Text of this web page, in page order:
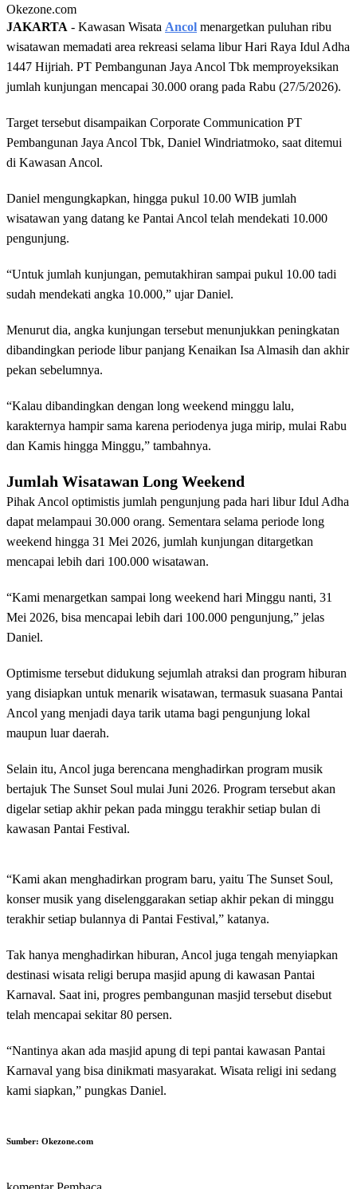
Okezone.com
JAKARTA - Kawasan Wisata Ancol menargetkan puluhan ribu
wisatawan memadati area rekreasi selama libur Hari Raya Idul Adha
1447 Hijriah. PT Pembangunan Jaya Ancol Tbk memproyeksikan
jumlah kunjungan mencapai 30.000 orang pada Rabu (27/5/2026).
Target tersebut disampaikan Corporate Communication PT
Pembangunan Jaya Ancol Tbk, Daniel Windriatmoko, saat ditemui
di Kawasan Ancol.
Daniel mengungkapkan, hingga pukul 10.00 WIB jumlah
wisatawan yang datang ke Pantai Ancol telah mendekati 10.000
pengunjung.
“Untuk jumlah kunjungan, pemutakhiran sampai pukul 10.00 tadi
sudah mendekati angka 10.000,” ujar Daniel.
Menurut dia, angka kunjungan tersebut menunjukkan peningkatan
dibandingkan periode libur panjang Kenaikan Isa Almasih dan akhir
pekan sebelumnya.
“Kalau dibandingkan dengan long weekend minggu lalu,
karakternya hampir sama karena periodenya juga mirip, mulai Rabu
dan Kamis hingga Minggu,” tambahnya.
Jumlah Wisatawan Long Weekend
Pihak Ancol optimistis jumlah pengunjung pada hari libur Idul Adha
dapat melampaui 30.000 orang. Sementara selama periode long
weekend hingga 31 Mei 2026, jumlah kunjungan ditargetkan
mencapai lebih dari 100.000 wisatawan.
“Kami menargetkan sampai long weekend hari Minggu nanti, 31
Mei 2026, bisa mencapai lebih dari 100.000 pengunjung,” jelas
Daniel.
Optimisme tersebut didukung sejumlah atraksi dan program hiburan
yang disiapkan untuk menarik wisatawan, termasuk suasana Pantai
Ancol yang menjadi daya tarik utama bagi pengunjung lokal
maupun luar daerah.
Selain itu, Ancol juga berencana menghadirkan program musik
bertajuk The Sunset Soul mulai Juni 2026. Program tersebut akan
digelar setiap akhir pekan pada minggu terakhir setiap bulan di
kawasan Pantai Festival.
“Kami akan menghadirkan program baru, yaitu The Sunset Soul,
konser musik yang diselenggarakan setiap akhir pekan di minggu
terakhir setiap bulannya di Pantai Festival,” katanya.
Tak hanya menghadirkan hiburan, Ancol juga tengah menyiapkan
destinasi wisata religi berupa masjid apung di kawasan Pantai
Karnaval. Saat ini, progres pembangunan masjid tersebut disebut
telah mencapai sekitar 80 persen.
“Nantinya akan ada masjid apung di tepi pantai kawasan Pantai
Karnaval yang bisa dinikmati masyarakat. Wisata religi ini sedang
kami siapkan,” pungkas Daniel.
Sumber: Okezone.com